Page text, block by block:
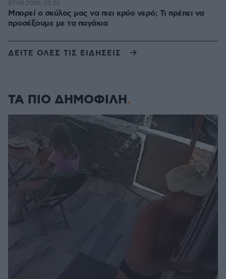
Μπορεί ο σκύλος μας να πιει κρύο νερό; Τι πρέπει να
προσέξουμε με τα παγάκια
07.08.2026, 23:30
ΔΕΙΤΕ ΟΛΕΣ ΤΙΣ ΕΙΔΗΣΕΙΣ
ΤΑ ΠΙΟ ΔΗΜΟΦΙΛΗ